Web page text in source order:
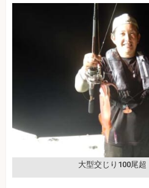
大型交じり100尾超